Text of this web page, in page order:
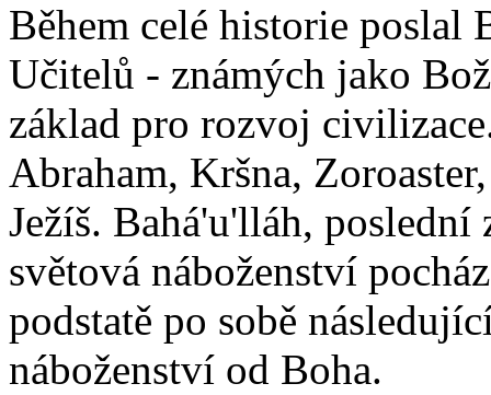
Během celé historie poslal
Učitelů - známých jako
základ pro rozvoj
Abraham, Kršna,
Ježíš. Bahá'u'lláh,
světová náboženství
podstatě po sobě
náboženství od Boha.